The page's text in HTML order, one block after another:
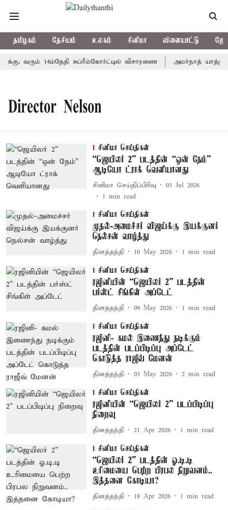
தமிழகம் தேசியம் உலகம் சினிமா விளையாட்டு
வரும் 14ம்தேதி சுப்ரீம்கோர்ட்டில் விசாரணை அமர்நாத்
Director Nelson
சினிமா செய்திகள்
“ஜெயிலர் 2” படத்தின் “ஒன் நேம்”
ஆடியோ ட்ராக் வெளியானது
சினிமா செய்திப்பிரிவு
03 Jul 2026
1 min read
சினிமா செய்திகள்
முதல்-அமைச்சர் விஜய்க்கு இயக்குனர்
​நெல்சன் வாழ்த்து
தினத்தந்தி 10 May 2026 1 min read
சினிமா செய்திகள்
ரஜினியின் “ஜெயிலர் 2” படத்தின்
பர்ஸ்ட் சிங்கிள் அப்டேட்
தினத்தந்தி 09 May 2026 1 min read
சினிமா செய்திகள்
ரஜினி- கமல் இணைந்து நடிக்கும்
படத்தின் படப்பிடிப்பு அப்டேட்
கொடுத்த ராஜீவ் மேனன்
தினத்தந்தி 03 May 2026 2 min read
சினிமா செய்திகள்
ரஜினியின் “ஜெயிலர் 2” படப்பிடிப்பு
நிறைவு
தினத்தந்தி 21 Apr 2026 1 min read
சினிமா செய்திகள்
“ஜெயிலர் 2” படத்தின் ஓ.டி.டி
உரிமையை பெற்ற பிரபல நிறுவனம்..
இத்தனை கோடியா?
தினத்தந்தி 18 Apr 2026 1 min read